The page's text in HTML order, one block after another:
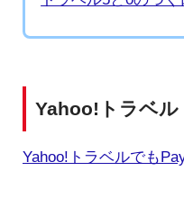
Yahoo!トラベル
Yahoo!トラベルでも